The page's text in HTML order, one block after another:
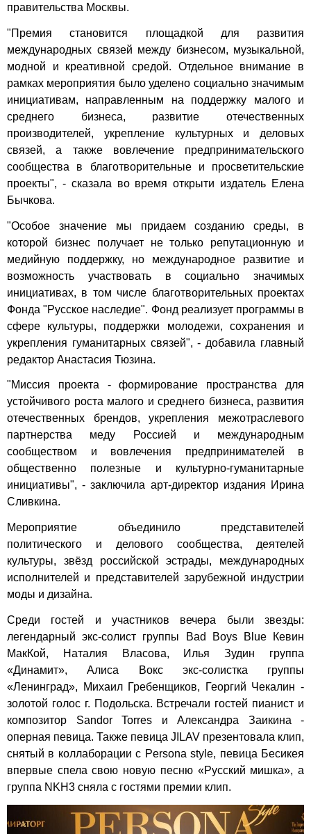
правительства Москвы.
"Премия становится площадкой для развития
международных связей между бизнесом, музыкальной,
модной и креативной средой. Отдельное внимание в
рамках мероприятия было уделено социально значимым
инициативам, направленным на поддержку малого и
среднего бизнеса, развитие отечественных
производителей, укрепление культурных и деловых
связей, а также вовлечение предпринимательского
сообщества в благотворительные и просветительские
проекты", - сказала во время открыти издатель Елена
Бычкова.
"Особое значение мы придаем созданию среды, в
которой бизнес получает не только репутационную и
медийную поддержку, но международное развитие и
возможность участвовать в социально значимых
инициативах, в том числе благотворительных проектах
Фонда "Русское наследие". Фонд реализует программы в
сфере культуры, поддержки молодежи, сохранения и
укрепления гуманитарных связей", - добавила главный
редактор Анастасия Тюзина.
"Миссия проекта - формирование пространства для
устойчивого роста малого и среднего бизнеса, развития
отечественных брендов, укрепления межотраслевого
партнерства меду Россией и международным
сообществом и вовлечения предпринимателей в
общественно полезные и культурно-гуманитарные
инициативы", - заключила арт-директор издания Ирина
Сливкина.
Мероприятие объединило представителей
политического и делового сообщества, деятелей
культуры, звёзд российской эстрады, международных
исполнителей и представителей зарубежной индустрии
моды и дизайна.
Среди гостей и участников вечера были звезды:
легендарный экс-солист группы Bad Boys Blue Кевин
МакКой, Наталия Власова, Илья Зудин группа
«Динамит», Алиса Вокс экс-солистка группы
«Ленинград», Михаил Гребенщиков, Георгий Чекалин -
золотой голос г. Подольска. Встречали гостей пианист и
композитор Sandor Torres и Александра Заикина -
оперная певица. Также певица JILAV презентовала клип,
снятый в коллаборации с Persona style, певица Бесикея
впервые спела свою новую песню «Русский мишка», а
группа NKH3 сняла с гостями премии клип.